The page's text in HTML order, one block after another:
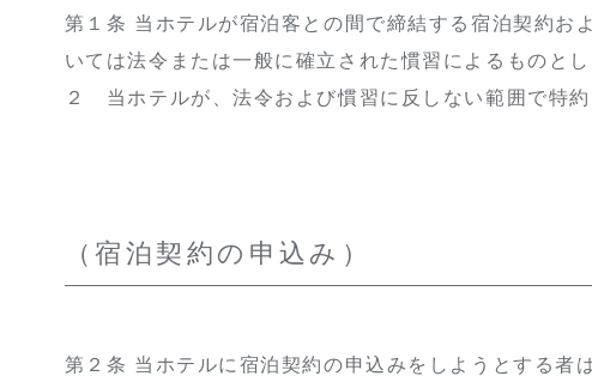
第１条 当ホテルが宿泊客との間で締結する宿泊契約お
いては法令または一般に確立された慣習によるものとし
２ 当ホテルが、法令および慣習に反しない範囲で特
（宿泊契約の申込み）
第２条 当ホテルに宿泊契約の申込みをしようとする者